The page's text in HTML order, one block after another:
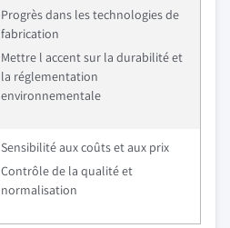
Progrès dans les technologies de
fabrication
Mettre l accent sur la durabilité et
la réglementation
environnementale
Sensibilité aux coûts et aux prix
Contrôle de la qualité et
normalisation